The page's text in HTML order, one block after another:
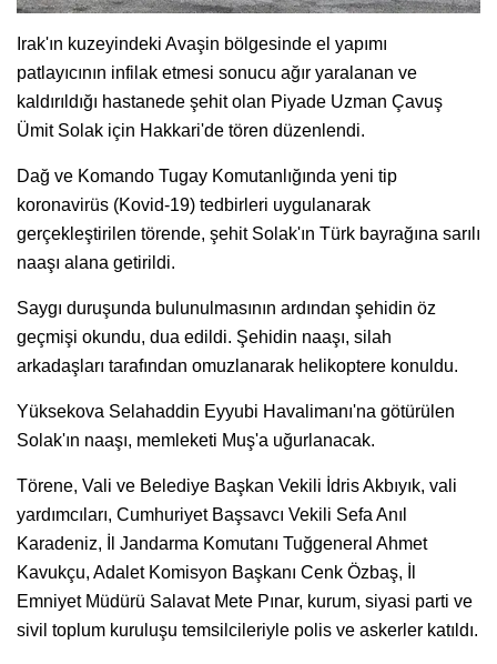
Irak'ın kuzeyindeki Avaşin bölgesinde el yapımı
patlayıcının infilak etmesi sonucu ağır yaralanan ve
kaldırıldığı hastanede şehit olan Piyade Uzman Çavuş
Ümit Solak için Hakkari'de tören düzenlendi.
Dağ ve Komando Tugay Komutanlığında yeni tip
koronavirüs (Kovid-19) tedbirleri uygulanarak
gerçekleştirilen törende, şehit Solak'ın Türk bayrağına sarılı
naaşı alana getirildi.
Saygı duruşunda bulunulmasının ardından şehidin öz
geçmişi okundu, dua edildi. Şehidin naaşı, silah
arkadaşları tarafından omuzlanarak helikoptere konuldu.
Yüksekova Selahaddin Eyyubi Havalimanı'na götürülen
Solak'ın naaşı, memleketi Muş'a uğurlanacak.
Törene, Vali ve Belediye Başkan Vekili İdris Akbıyık, vali
yardımcıları, Cumhuriyet Başsavcı Vekili Sefa Anıl
Karadeniz, İl Jandarma Komutanı Tuğgeneral Ahmet
Kavukçu, Adalet Komisyon Başkanı Cenk Özbaş, İl
Emniyet Müdürü Salavat Mete Pınar, kurum, siyasi parti ve
sivil toplum kuruluşu temsilcileriyle polis ve askerler katıldı.